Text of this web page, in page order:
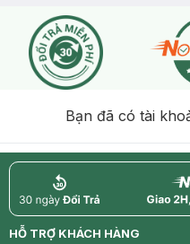
Bạn đã có tài
return
HỖ TRỢ KHÁCH HÀNG